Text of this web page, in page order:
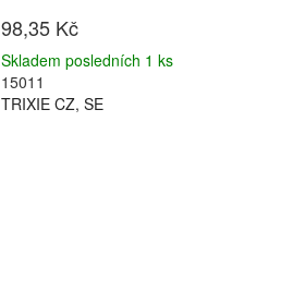
98,35 Kč
Skladem posledních 1 ks
15011
TRIXIE CZ, SE